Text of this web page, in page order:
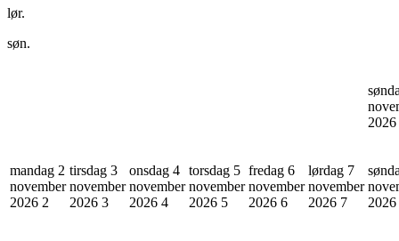
lør.
søn.
2026
mandag 2
november
2026 2
tirsdag 3
november
2026 3
onsdag 4
november
2026 4
torsdag 5
november
2026 5
fredag 6
november
2026 6
lørdag 7
november
2026 7
2026